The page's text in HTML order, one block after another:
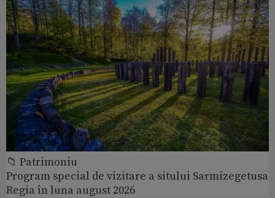
📁 Patrimoniu
Program special de vizitare a sitului Sarmizegetusa
Regia în luna august 2026